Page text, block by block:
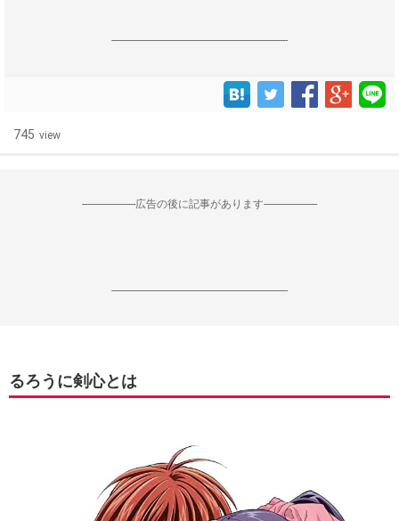
------------------------------------------------------------------
745 view
--------------------広告の後に記事があります--------------------
------------------------------------------------------------------
るろうに剣心とは